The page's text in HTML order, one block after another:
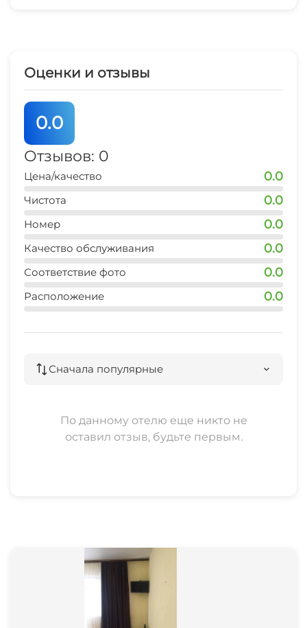
Оценки и отзывы
0.0
Отзывов: 0
Цена/качество 0.0
Чистота 0.0
Номер 0.0
Качество обслуживания 0.0
Соответствие фото 0.0
Расположение 0.0
Сначала популярные
По данному отелю еще никто не
оставил отзыв, будьте первым.